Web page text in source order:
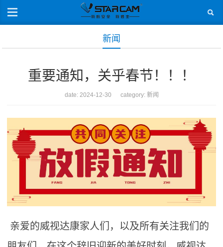
新闻
重要通知，关乎春节！！！
date: 2024-12-30 category: 新闻
亲爱的威视达康家人们，以及所有关注我们的